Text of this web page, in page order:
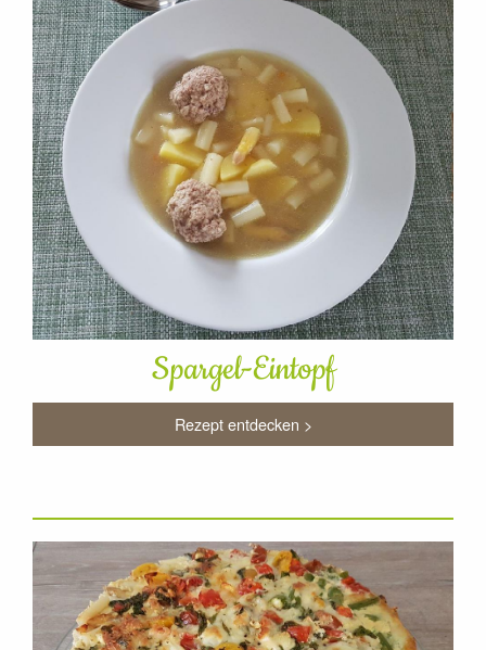
Spargel-Eintopf
Rezept entdecken >